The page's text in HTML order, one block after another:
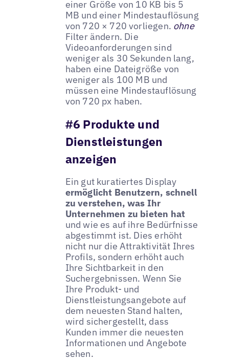
einer Größe von 10 KB bis 5
MB und einer Mindestauflösung
von 720 × 720 vorliegen. ohne
Filter ändern. Die
Videoanforderungen sind
weniger als 30 Sekunden lang,
haben eine Dateigröße von
weniger als 100 MB und
müssen eine Mindestauflösung
von 720 px haben.
#6 Produkte und
Dienstleistungen
anzeigen
Ein gut kuratiertes Display
ermöglicht Benutzern, schnell
zu verstehen, was Ihr
Unternehmen zu bieten hat
und wie es auf ihre Bedürfnisse
abgestimmt ist. Dies erhöht
nicht nur die Attraktivität Ihres
Profils, sondern erhöht auch
Ihre Sichtbarkeit in den
Suchergebnissen. Wenn Sie
Ihre Produkt- und
Dienstleistungsangebote auf
dem neuesten Stand halten,
wird sichergestellt, dass
Kunden immer die neuesten
Informationen und Angebote
sehen.